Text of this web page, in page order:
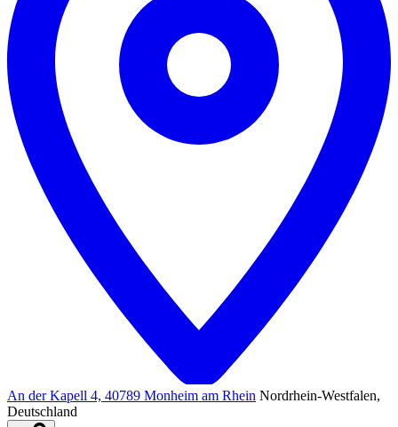
An der Kapell 4, 40789 Monheim am Rhein Nordrhein-Westfalen,
Deutschland